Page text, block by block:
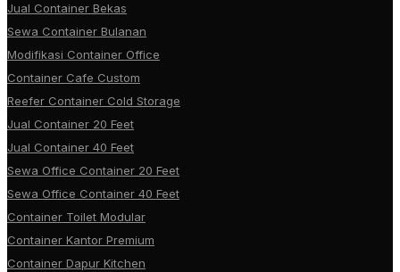
Jual Container Bekas
Sewa Container Bulanan
Modifikasi Container Office
Container Cafe Custom
Reefer Container Cold Storage
Jual Container 20 Feet
Jual Container 40 Feet
Sewa Office Container 20 Feet
Sewa Office Container 40 Feet
Container Toilet Modular
Container Kantor Premium
Container Dapur Kitchen